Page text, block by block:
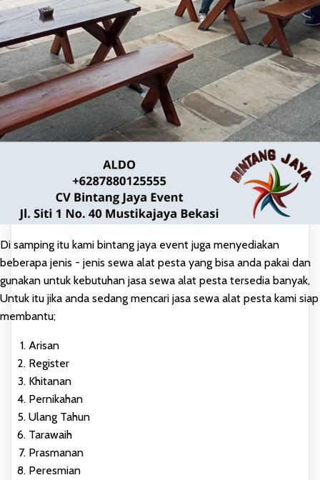
Di samping itu kami bintang jaya event juga menyediakan
beberapa jenis - jenis sewa alat pesta yang bisa anda pakai dan
gunakan untuk kebutuhan jasa sewa alat pesta tersedia banyak,
Untuk itu jika anda sedang mencari jasa sewa alat pesta kami siap
membantu;
Arisan
Register
Khitanan
Pernikahan
Ulang Tahun
Tarawaih
Prasmanan
Peresmian